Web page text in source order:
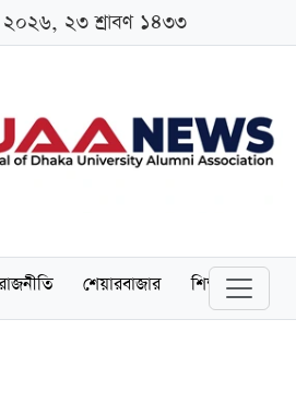
২৩ শ্রাবণ ১৪৩৩
শেয়ারবাজার শিক্ষা